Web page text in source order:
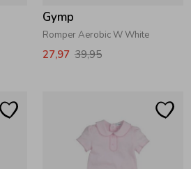
Gymp
Romper Aerobic W White
27,97 39,95